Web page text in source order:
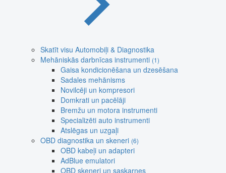
Skatīt visu Automobiļi & Diagnostika
Mehāniskās darbnīcas instrumenti (1)
Gaisa kondicionēšana un dzesēšana
Sadales mehānisms
Novilcēji un kompresori
Domkrati un pacēlāji
Bremžu un motora instrumenti
Specializēti auto instrumenti
Atslēgas un uzgaļi
OBD diagnostika un skeneri (6)
OBD kabeļi un adapteri
AdBlue emulatori
OBD skeneri un saskarnes